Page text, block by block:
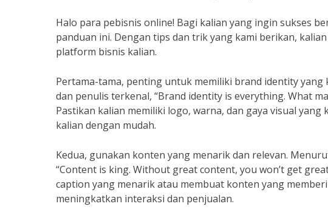
Halo para pebisnis online! Bagi kalian yang ingin sukses
panduan ini. Dengan tips dan trik yang kami berikan,
platform bisnis kalian.
Pertama-tama, penting untuk memiliki brand identity
dan penulis terkenal, “Brand identity is everything. What
Pastikan kalian memiliki logo, warna, dan gaya visual
kalian dengan mudah.
Kedua, gunakan konten yang menarik dan relevan.
“Content is king. Without great content, you won’t get
caption yang menarik atau membuat konten yang
meningkatkan interaksi dan penjualan.